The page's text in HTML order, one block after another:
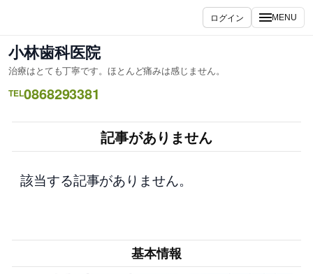
ス
キ
ッ
ログイン MENU
小林歯科医院
治療はとても丁寧です。ほとんど痛みは感じません。
TEL0868293381
記事がありません
該当する記事がありません。
基本情報